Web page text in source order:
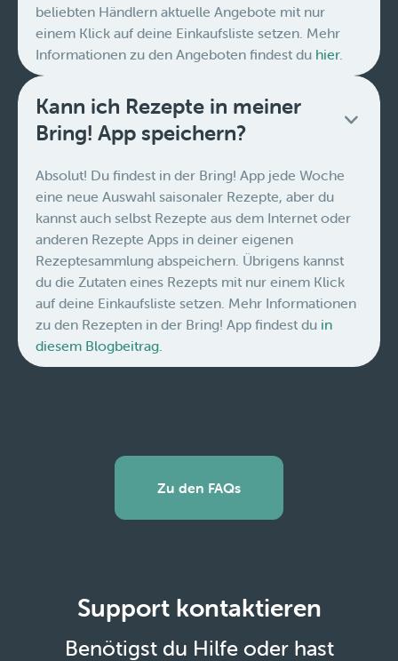
beliebten Händlern aktuelle Angebote mit nur
einem Klick auf deine Einkaufsliste setzen. Mehr
Informationen zu den Angeboten findest du hier.
Kann ich Rezepte in meiner
Bring! App speichern?
Absolut! Du findest in der Bring! App jede Woche
eine neue Auswahl saisonaler Rezepte, aber du
kannst auch selbst Rezepte aus dem Internet oder
anderen Rezepte Apps in deiner eigenen
Rezeptesammlung abspeichern. Übrigens kannst
du die Zutaten eines Rezepts mit nur einem Klick
auf deine Einkaufsliste setzen. Mehr Informationen
zu den Rezepten in der Bring! App findest du in
diesem Blogbeitrag.
Zu den FAQs
Support kontaktieren
Benötigst du Hilfe oder hast